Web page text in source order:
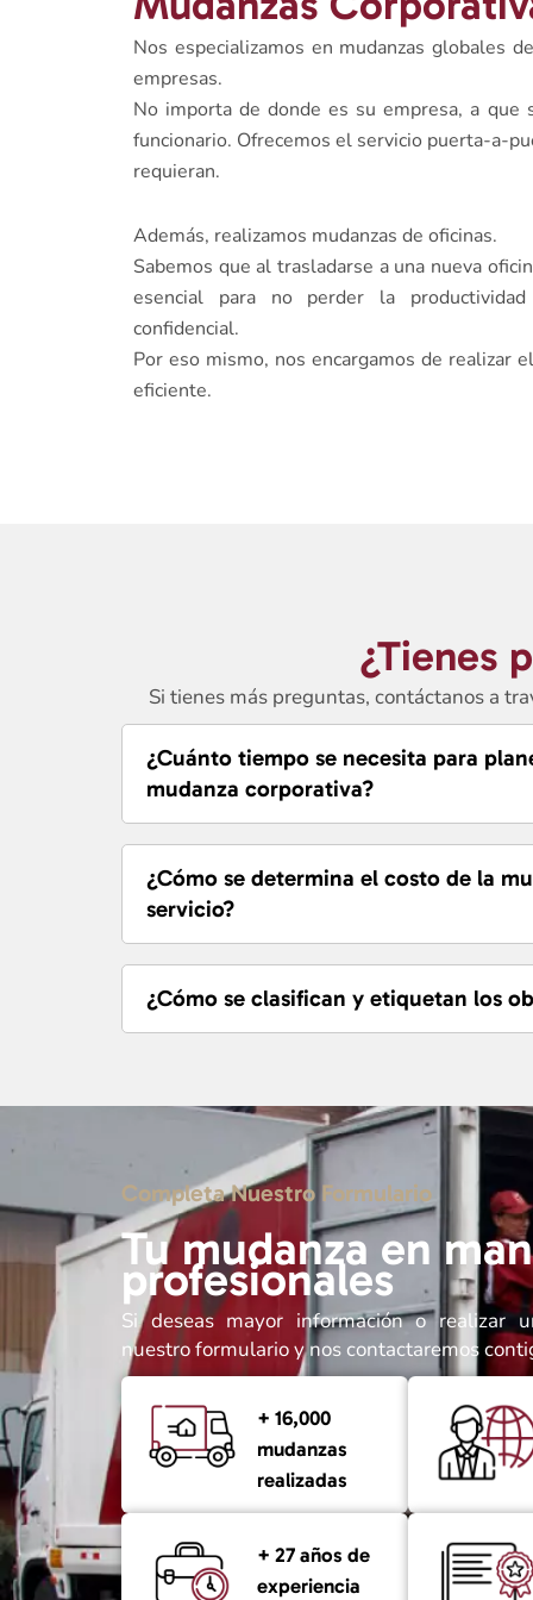
Nos especializamos en mudanzas globales
empresas.
No importa de donde es su empresa, a que
funcionario. Ofrecemos el servicio puerta-a-
requieran.
Además, realizamos mudanzas de oficinas.
Sabemos que al trasladarse a una nueva
esencial para no perder la
confidencial.
Por eso mismo, nos encargamos de realizar
eficiente.
¿Tienes
Si tienes más preguntas, contáctanos a
¿Cuánto tiempo se necesita para
mudanza corporativa?
¿Cómo se determina el costo de la
servicio?
¿Cómo se clasifican y etiquetan los
Completa Nuestro Formulario
Tu mudanza en
profesionales
Si deseas mayor información o realizar
nuestro formulario y nos contactaremos
+ 16,000
mudanzas
realizadas
+ 27 años de
experiencia